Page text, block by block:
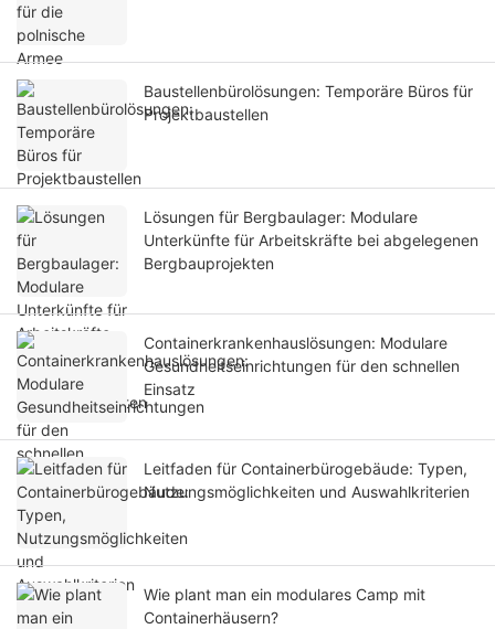
Baustellenbürolösungen: Temporäre Büros für
Projektbaustellen
Lösungen für Bergbaulager: Modulare
Unterkünfte für Arbeitskräfte bei abgelegenen
Bergbauprojekten
Containerkrankenhauslösungen: Modulare
Gesundheitseinrichtungen für den schnellen
Einsatz
Leitfaden für Containerbürogebäude: Typen,
Nutzungsmöglichkeiten und Auswahlkriterien
Wie plant man ein modulares Camp mit
Containerhäusern?